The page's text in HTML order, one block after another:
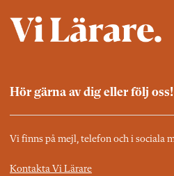
Hör gärna av dig eller följ oss!
Vi finns på mejl, telefon och i sociala
Kontakta Vi Lärare